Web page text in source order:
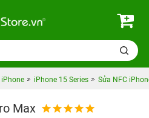
iPhone iPhone 15 Series Sửa NFC
Max